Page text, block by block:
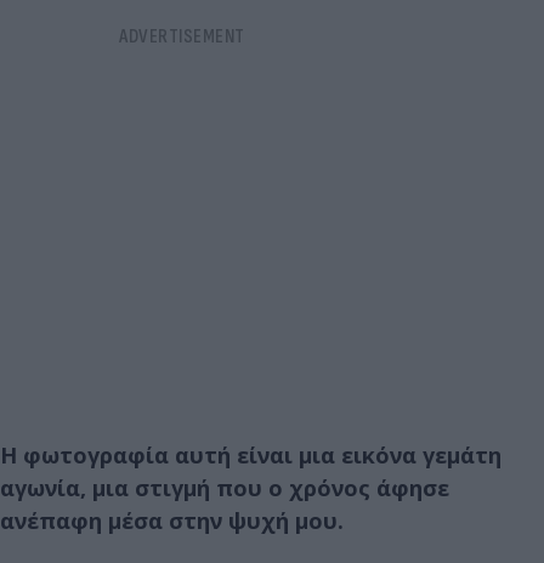
Η φωτογραφία αυτή είναι μια εικόνα γεμάτη
αγωνία, μια στιγμή που ο χρόνος άφησε
ανέπαφη μέσα στην ψυχή μου.